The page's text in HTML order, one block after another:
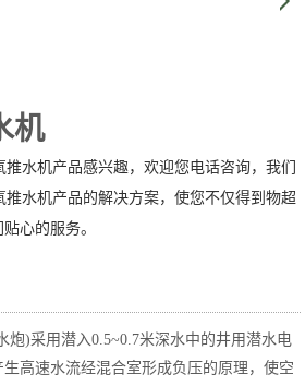
机
水机产品感兴趣，欢迎您电话咨询，我们
推水机产品的解决方案，使您不仅得到物超
心的服务。
)采用潜入0.5~0.7米深水中的井用潜水电
高速水流经混合室形成负压的原理，使空